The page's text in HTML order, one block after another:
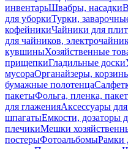
инвентарьШвабры, насадки
для уборкиТурки,
кофейникиЧайники для
для чайников,
кувшиныХозяйственные
прищепкиГладильные доски
мусораОрганайзеры,
бумажные полотенца
пакетыФольга, пленка,
для глаженияАксессуары
шпагатыЕмкости, дозаторы
плечикиМешки
постерыФотоальбомыРамки